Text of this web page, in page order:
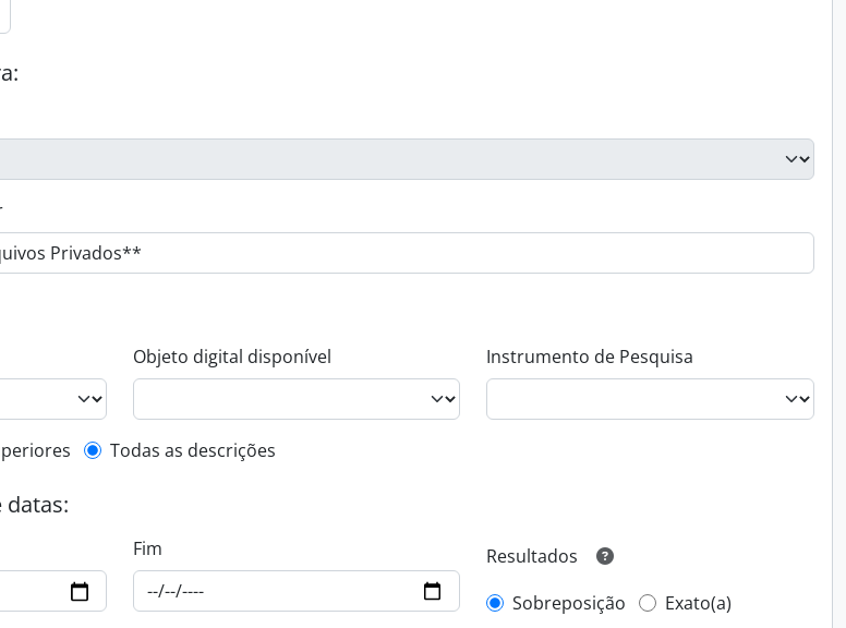
Objeto digital disponível Instrumento de Pesquisa
nível superior
Todas as descrições
Fim
Resultados
Sobreposição
Exato(a)